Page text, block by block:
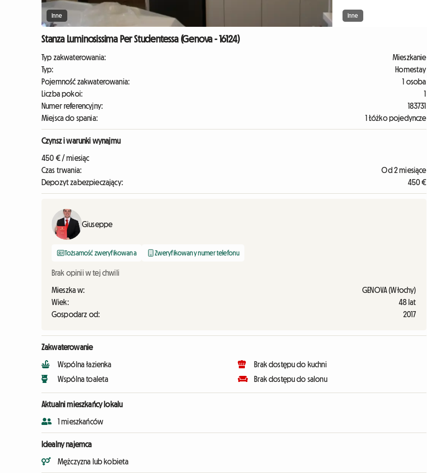
Inne Inne
Stanza Luminosissima Per Studentessa (Genova - 16124)
Typ zakwaterowania:
Mieszkanie
Typ:
Homestay
Pojemność zakwaterowania:
1 osoba
Liczba pokoi:
1
Numer referencyjny:
183731
Miejsca do spania:
1 Łóżko pojedyncze
Czynsz i warunki wynajmu
450 € / miesiąc
Czas trwania:
Od 2 miesiące
Depozyt zabezpieczający:
450 €
Giuseppe
Tożsamość zweryfikowana Zweryfikowany numer telefonu
Brak opinii w tej chwili
Mieszka w:
GENOVA (Włochy)
Wiek:
48 lat
Gospodarz od:
2017
Zakwaterowanie
Wspólna łazienka
Wspólna toaleta
Brak dostępu do kuchni
Brak dostępu do salonu
Aktualni mieszkańcy lokalu
1 mieszkańców
Idealny najemca
Mężczyzna lub kobieta